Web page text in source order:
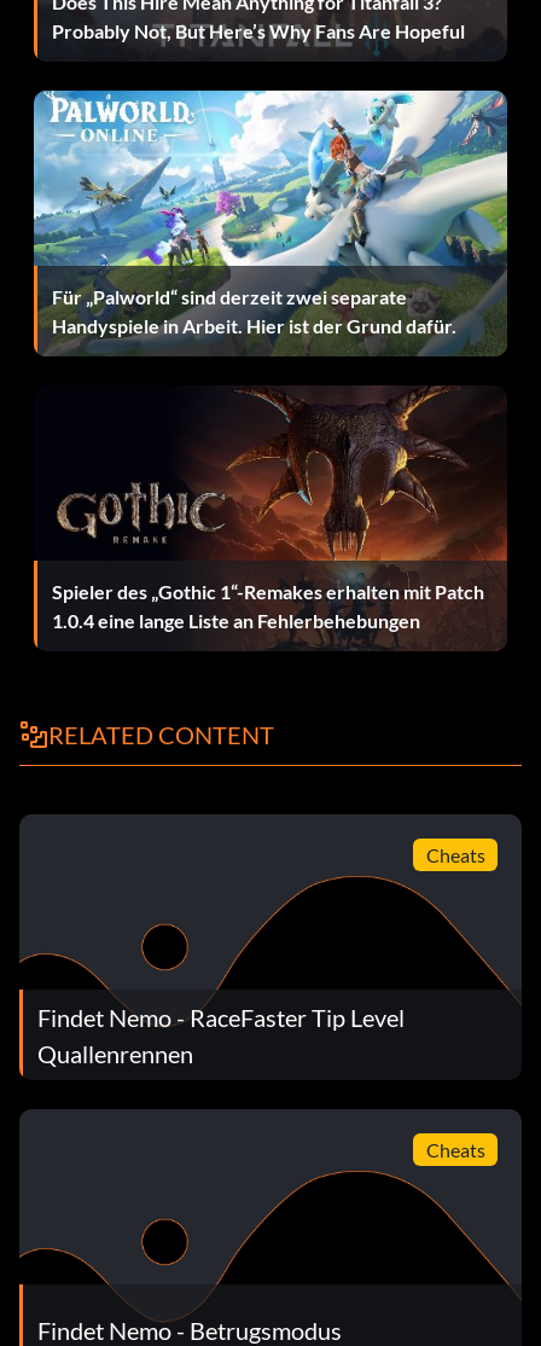
und dich langsam machen. Um zu verhindern, dass die
Quallen dich verlangsamen, musst du jede achte Qualle
langsam ist.
Ein geheimer Hinweis
Halten Sie auf der Ebene des Berges Wannnahockaloogie
nach einem alten braunen Schild Ausschau. Werfen Sie
einen Blick hinter das Schild, um einen wichtigen Hinweis
zu erhalten.
Wie man an Bruce vorbeikommt
Um an Bruce vorbeizukommen, wenn er dich jagt,
schwimme nach oben und schau dann zu Dory. Wenn eine
Markierung auf ihr ist, schwimme nach unten und
Probably Not, But Here’s Why Fans Are Hopeful
Für „Palworld“ sind derzeit zwei separate
Handyspiele in Arbeit. Hier ist der Grund dafür.
Spieler des „Gothic 1“-Remakes erhalten mit Patch
1.0.4 eine lange Liste an Fehlerbehebungen
RELATED CONTENT
Cheats
Findet Nemo - RaceFaster Tip Level
Quallenrennen
Cheats
Findet Nemo - Betrugsmodus